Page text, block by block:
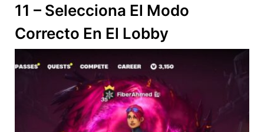
11 – Selecciona El Modo
Correcto En El Lobby